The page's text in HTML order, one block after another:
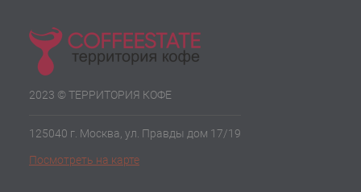
2023 © ТЕРРИТОРИЯ КОФЕ
125040 г. Москва, ул. Правды дом 17/19
Посмотреть на карте